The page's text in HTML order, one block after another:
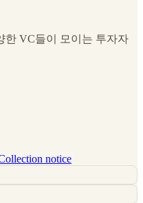
한 VC들이 모이는 투자자
notice